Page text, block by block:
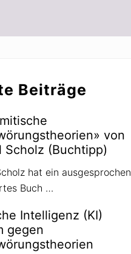
Beiträge
von
Scholz (Buchtipp)
hat ein ausgesprochen
Buch …
Intelligenz (KI)
gegen